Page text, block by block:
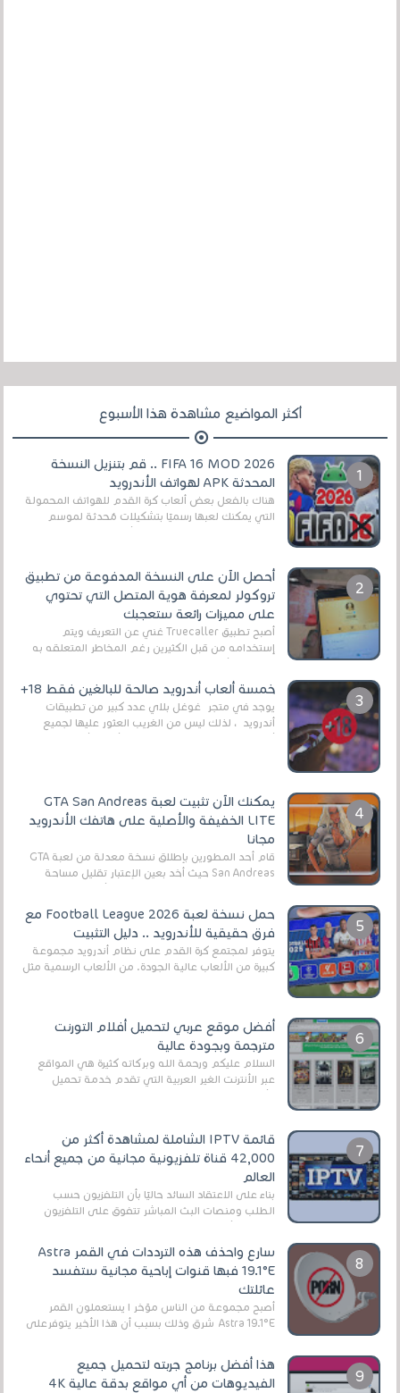
أكثر المواضيع مشاهدة هذا الأسبوع
FIFA 16 MOD 2026 .. قم بتنزيل النسخة
المحدثة APK لهواتف الأندرويد
هناك بالفعل بعض ألعاب كرة القدم للهواتف المحمولة
التي يمكنك لعبها رسميًا بتشكيلات مُحدثة لموسم
أحصل الآن على النسخة المدفوعة من تطبيق
تروكولر لمعرفة هوية المتصل التي تحتوي
على مميزات رائعة ستعجبك
أصبح تطبيق Truecaller غني عن التعريف ويتم
إستخدامه من قبل الكثيرين رغم المخاطر المتعلقه به
خمسة ألعاب أندرويد صالحة للبالغين فقط 18+
يوجد في متجر غوغل بلاي عدد كبير من تطبيقات
أندرويد ، لذلك ليس من الغريب العثور عليها لجميع
يمكنك الآن تثبيت لعبة GTA San Andreas
LITE الخفيفة والأصلية على هاتفك الأندرويد
مجانا
قام أحد المطورين بإطلاق نسخة معدلة من لعبة GTA
San Andreas حيث أخد بعين الإعتبار تقليل مساحة
حمل نسخة لعبة Football League 2026 مع
فرق حقيقية للأندرويد .. دليل التثبيت
يتوفر لمجتمع كرة القدم على نظام أندرويد مجموعة
كبيرة من الألعاب عالية الجودة. من الألعاب الرسمية مثل
أفضل موقع عربي لتحميل أفلام التورنت
مترجمة وبجودة عالية
السلام عليكم ورحمة الله وبركاته كثيرة هي المواقع
عبر الأنترنت الغير العربية التي تقدم خدمة تحميل
قائمة IPTV الشاملة لمشاهدة أكثر من
42,000 قناة تلفزيونية مجانية من جميع أنحاء
العالم
بناءً على الاعتقاد السائد حاليًا بأن التلفزيون حسب
الطلب ومنصات البث المباشر تتفوق على التلفزيون
سارع واحذف هذه الترددات في القمر Astra
19.1°E فبها قنوات إباحية مجانية ستفسد
عائلتك
أصبح مجموعة من الناس مؤخر ا يستعملون القمر
Astra 19.1°E شرق وذلك بسبب أن هذا الأخير يتوفرعلى
هذا أفضل برنامج جربته لتحميل جميع
الفيديوهات من أي مواقع بدقة عالية 4K